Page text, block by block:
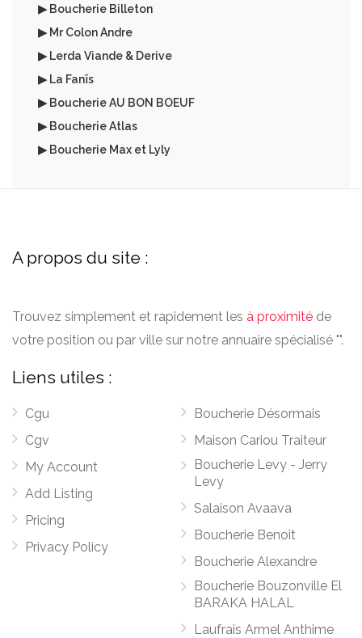
▶ Boucherie Billeton
▶ Mr Colon Andre
▶ Lerda Viande & Derive
▶ La Fanïs
▶ Boucherie AU BON BOEUF
▶ Boucherie Atlas
▶ Boucherie Max et Lyly
A propos du site :
Trouvez simplement et rapidement les à proximité de
votre position ou par ville sur notre annuaire spécialisé "".
Liens utiles :
Cgu
Cgv
My Account
Add Listing
Pricing
Privacy Policy
Boucherie Désormais
Maison Cariou Traiteur
Boucherie Levy - Jerry
Levy
Salaison Avaava
Boucherie Benoit
Boucherie Alexandre
Boucherie Bouzonville El
BARAKA HALAL
Laufrais Armel Anthime